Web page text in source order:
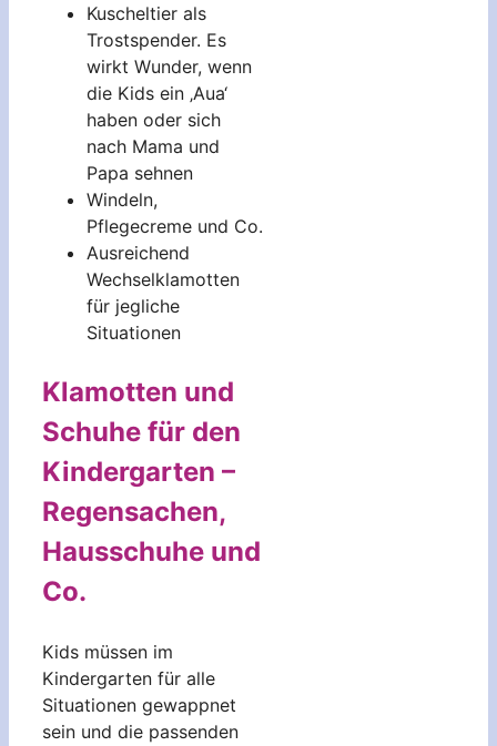
Kuscheltier als
Trostspender. Es
wirkt Wunder, wenn
die Kids ein ‚Aua‘
haben oder sich
nach Mama und
Papa sehnen
Windeln,
Pflegecreme und Co.
Ausreichend
Wechselklamotten
für jegliche
Situationen
Klamotten und
Schuhe für den
Kindergarten –
Regensachen,
Hausschuhe und
Co.
Kids müssen im
Kindergarten für alle
Situationen gewappnet
sein und die passenden